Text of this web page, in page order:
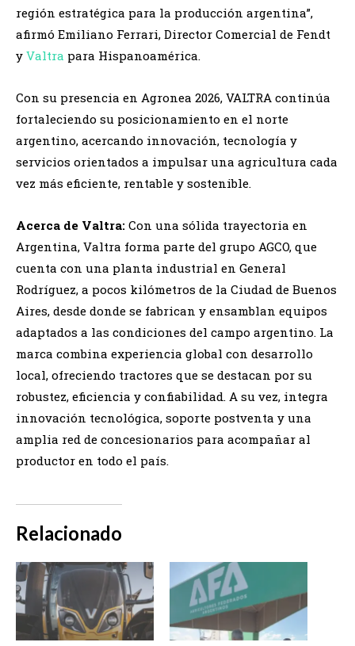
región estratégica para la producción argentina”,
afirmó Emiliano Ferrari, Director Comercial de Fendt
y Valtra para Hispanoamérica.
Con su presencia en Agronea 2026, VALTRA continúa
fortaleciendo su posicionamiento en el norte
argentino, acercando innovación, tecnología y
servicios orientados a impulsar una agricultura cada
vez más eficiente, rentable y sostenible.
Acerca de Valtra: Con una sólida trayectoria en
Argentina, Valtra forma parte del grupo AGCO, que
cuenta con una planta industrial en General
Rodríguez, a pocos kilómetros de la Ciudad de Buenos
Aires, desde donde se fabrican y ensamblan equipos
adaptados a las condiciones del campo argentino. La
marca combina experiencia global con desarrollo
local, ofreciendo tractores que se destacan por su
robustez, eficiencia y confiabilidad. A su vez, integra
innovación tecnológica, soporte postventa y una
amplia red de concesionarios para acompañar al
productor en todo el país.
Relacionado